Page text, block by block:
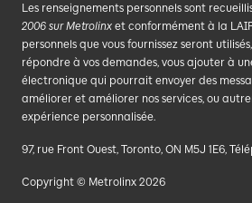
Les renseignements personnels sont
2006 sur Metrolinx et conformément à la
personnels que vous fournissez seront
répondre à vos demandes, vous ajouter à
électronique qui pourrait envoyer des
améliorer et améliorer nos services, ou
expérience personnalisée.
97, rue Front Ouest, Toronto, ON M5J 1E6,
Copyright © Metrolinx 2026